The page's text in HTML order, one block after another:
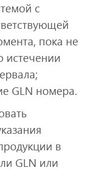
с
пока не
истечении
GLN номера.
в
GLN или